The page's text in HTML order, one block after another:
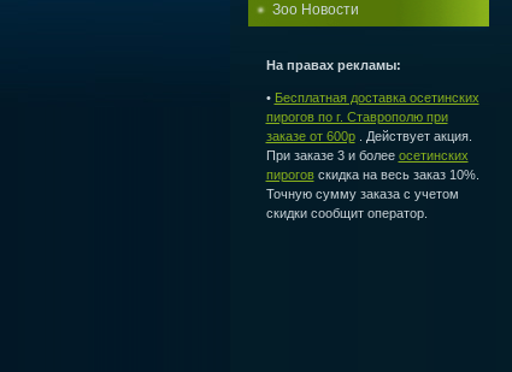
Зоо Новости
На правах рекламы:
• Бесплатная доставка осетинских
пирогов по г. Ставрополю при
заказе от 600р. Действует акция.
При заказе 3 и более осетинских
пироговскидка на весь заказ 10%.
Точную сумму заказа с учетом
скидки сообщит оператор.